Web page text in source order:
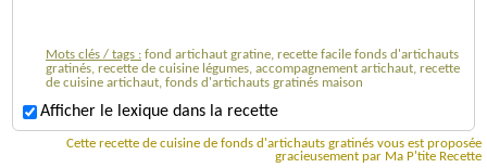
Mots clés / tags : fond artichaut gratine, recette facile fonds d'artichauts
gratinés, recette de cuisine légumes, accompagnement artichaut, recette
de cuisine artichaut, fonds d'artichauts gratinés maison
Afficher le lexique dans la recette
Cette recette de cuisine de fonds d'artichauts gratinés vous est proposée
gracieusement par Ma P'tite Recette